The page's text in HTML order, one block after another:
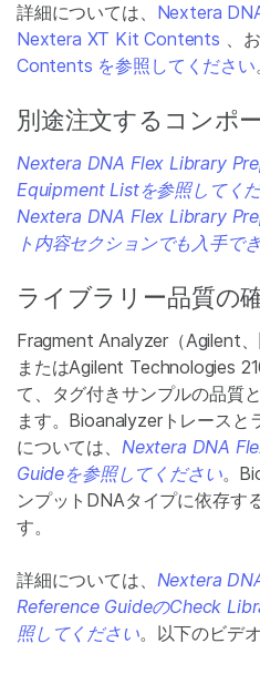
詳細については、 Nextera
Nextera XT Kit Contents 、
Contents を参照してください
別途注文するコンポ
Nextera DNA Flex Library
Equipment Listを参照してく
Nextera DNA Flex Library
ト内容セクションでも入手で
ライブラリー品質の
Fragment Analyzer（Agilent
またはAgilent Technologies
て、タグ付きサンプルの品質
ます。Bioanalyzerトレースと
については、 Nextera DNA
Guideを参照してください。
ンプットDNAタイプに依存す
す。
詳細については、 Nextera
Reference GuideのCheck
照してください。以下のビデ